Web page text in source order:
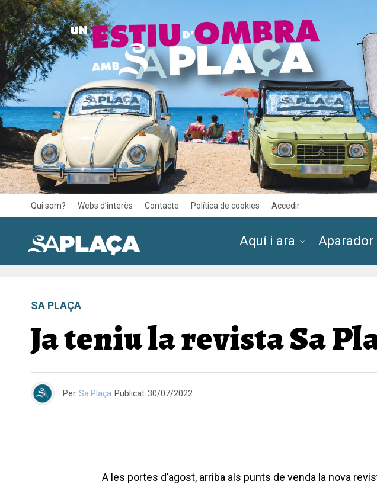
Qui som? Webs d’interès Contacte Política de cookies Accedir
Aquí i ara Aparador
SA PLAÇA
Ja teniu la revista Sa
Per Sa Plaça Publicat 30/07/2022
A les portes d’agost, arriba als punts de venda la nova